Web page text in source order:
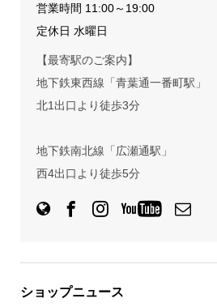
営業時間 11:00～19:00
定休日 水曜日
【最寄駅のご案内】
地下鉄東西線「青葉通一番町駅」
北1出口より徒歩3分
地下鉄南北線「広瀬通駅」
西4出口より徒歩5分
ショップニュース